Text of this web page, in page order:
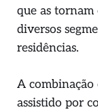
que as tornam
diversos
residências.
A combinação
assistido por